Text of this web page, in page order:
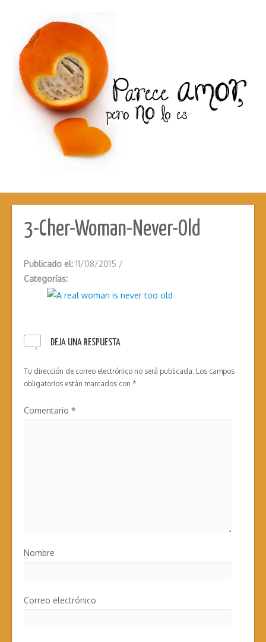
3-Cher-Woman-Never-Old
Publicado el: 11/08/2015 /
Categorías:
DEJA UNA RESPUESTA
Tu dirección de correo electrónico no será publicada. Los campos
obligatorios están marcados con *
Comentario *
Nombre
Correo electrónico